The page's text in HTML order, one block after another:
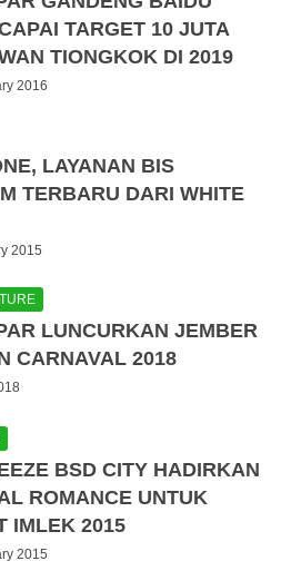
TARGET 10 JUTA
TIONGKOK DI 2019
2016
LAYANAN BIS
TERBARU DARI WHITE
2015
LUNCURKAN JEMBER
CARNAVAL 2018
BSD CITY HADIRKAN
ROMANCE UNTUK
IMLEK 2015
2015